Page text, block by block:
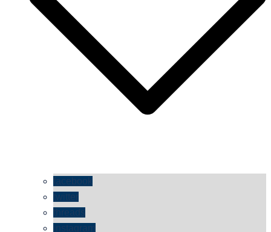
facebook
twitter
threads
instagram